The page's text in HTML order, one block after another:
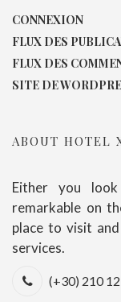
CONNEXION
FLUX DES
FLUX DES
SITE DE
ABOUT HOTEL
Either you
remarkable on
place to visit
services.
(+30) 210